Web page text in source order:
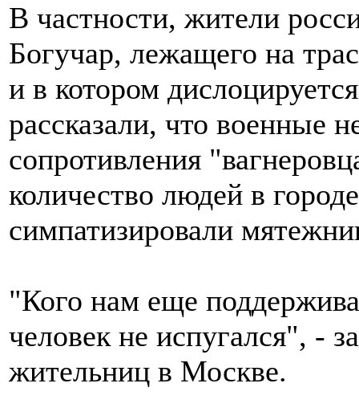
В частности, жители
Богучар, лежащего на
и в котором
рассказали, что военные
сопротивления
количество людей в
симпатизировали
"Кого нам еще
человек не испугался", -
жительниц в Москве.